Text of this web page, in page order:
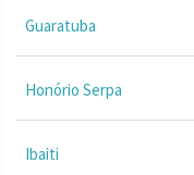
Guaratuba
Honório Serpa
Ibaiti